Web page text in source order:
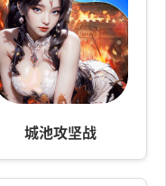
城池攻坚战